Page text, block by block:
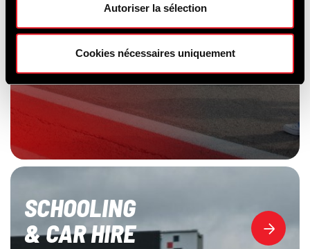
Autoriser la sélection
Cookies nécessaires uniquement
SCHOOLING
& CAR HIRE